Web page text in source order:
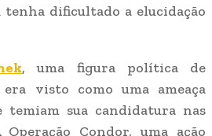
dificultado a elucidação
, uma figura política de
visto como uma ameaça
temiam sua candidatura nas
Operação Condor, uma ação